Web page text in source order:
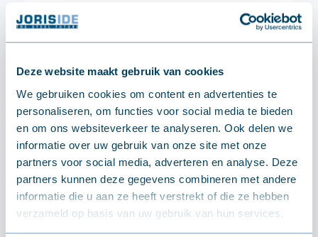
Deze website maakt gebruik van cookies
We gebruiken cookies om content en advertenties te
personaliseren, om functies voor social media te bieden
en om ons websiteverkeer te analyseren. Ook delen we
informatie over uw gebruik van onze site met onze
partners voor social media, adverteren en analyse. Deze
partners kunnen deze gegevens combineren met andere
informatie die u aan ze heeft verstrekt of die ze hebben
verzameld op basis van uw gebruik van hun services.
Specificaties
TECHNISCH
Afmetingen
Breedte 18 mm